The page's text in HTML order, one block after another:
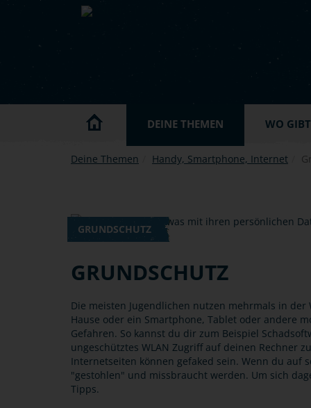
Skip to main content
DEINE THEMEN WO
Deine Themen Handy, Smartphone, Internet
GRUNDSCHUTZ
GRUNDSCHUTZ
Die meisten Jugendlichen nutzen mehrmals in der
Hause oder ein Smartphone, Tablet oder andere
Gefahren. So kannst du dir zum Beispiel
ungeschütztes WLAN Zugriff auf deinen Rechner
Internetseiten können gefaked sein. Wenn du auf
"gestohlen" und missbraucht werden. Um sich
Tipps.